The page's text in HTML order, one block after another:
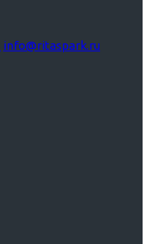
info@ritaspark.ru